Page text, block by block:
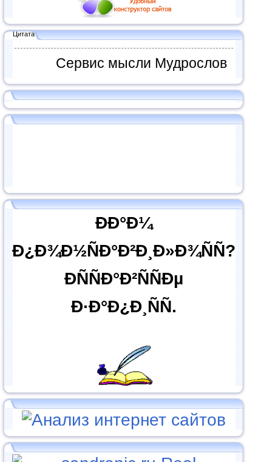
Цитата
Сервис мысли Мудрослов
ÐÐ°Ð¼
Ð¿Ð¾Ð½ÑÐ°Ð²Ð¸Ð»Ð¾ÑÑ?
ÐÑÑÐ°Ð²ÑÑÐµ
Ð·Ð°Ð¿Ð¸ÑÑ.